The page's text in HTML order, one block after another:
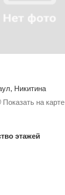
Никитина
Показать на карте
этажей